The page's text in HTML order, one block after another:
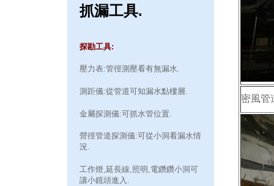
抓漏工具.
探勘工具:
壓力表:管徑測壓看有無漏水.
測距儀:從管道可知漏水點樓層.
金屬探測儀:可抓水管位置.
營徑管道探測儀:可從小洞看漏水情
況.
工作燈,延長線,照明,電鑽鑽小洞可
讓小鏡頭進入.
密風管